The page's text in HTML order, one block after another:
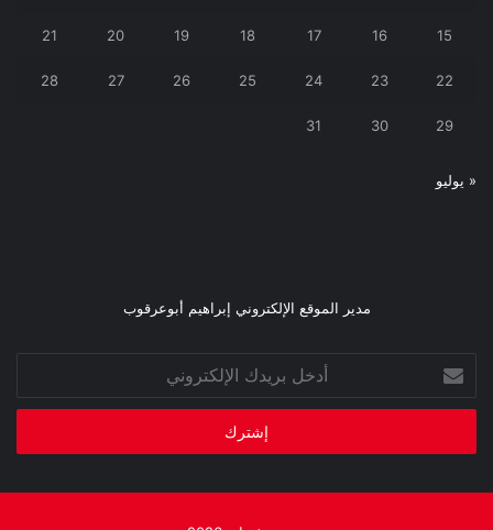
15
16
17
18
19
20
21
22
23
24
25
26
27
28
29
30
31
« يوليو
مدير الموقع الإلكتروني إبراهيم أبوعرقوب
أدخل
بريدك
الإلكتروني